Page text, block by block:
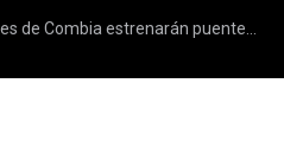
de Combia estrenarán puente…